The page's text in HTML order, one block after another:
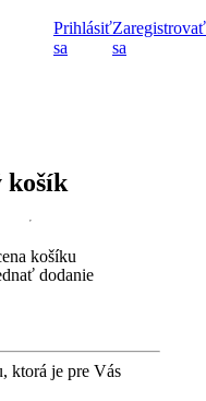
Prihlásiť
sa
Zaregistrovať
sa
košík
cena košíku
košíku
dodanie
ktorá je pre Vás